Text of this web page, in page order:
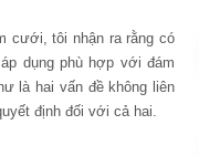
cưới, tôi nhận ra rằng có
dụng phù hợp với đám
là hai vấn đề không liên
định đối với cả hai.